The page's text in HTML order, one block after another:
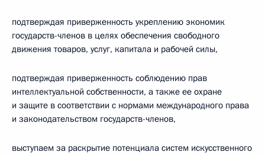
подтверждая приверженность укреплению экономик
государств-членов в целях обеспечения свободного
движения товаров, услуг, капитала и рабочей силы,
подтверждая приверженность соблюдению прав
интеллектуальной собственности, а также ее охране
и защите в соответствии с нормами международного права
и законодательством государств-членов,
выступаем за раскрытие потенциала систем искусственного